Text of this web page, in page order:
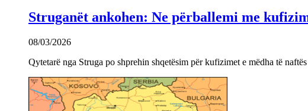
Struganët ankohen: Ne përballemi me
08/03/2026
Qytetarë nga Struga po shprehin shqetësim për kufizimet e mëdha të